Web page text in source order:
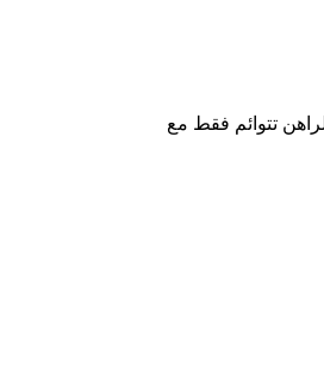
تتوائم فقط مع